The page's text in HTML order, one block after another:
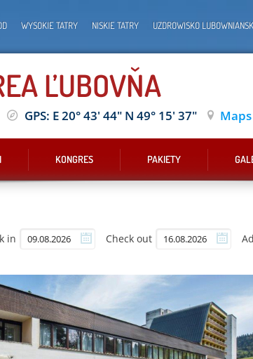
WYSOKIE TATRY NISKIE TATRY UZDROWISKO
ĽUBOVŇA
GPS: E 20° 43' 44" N 49° 15' 37" Maps
KONGRES PAKIETY
in Check out